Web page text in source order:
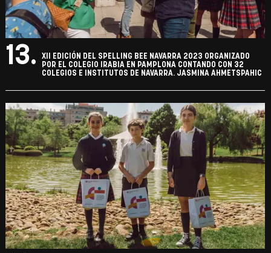
13.
XII EDICIÓN DEL SPELLING BEE NAVARRA 2023 ORGANIZADO
POR EL COLEGIO IRABIA EN PAMPLONA CONTANDO CON 32
COLEGIOS E INSTITUTOS DE NAVARRA. JASMINA AHMETSPAHIC